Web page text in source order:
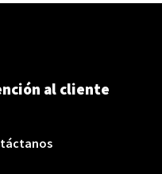
al cliente